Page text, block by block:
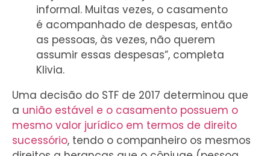
informal. Muitas vezes, o casamento
é acompanhado de despesas, então
as pessoas, às vezes, não querem
assumir essas despesas”, completa
Klivia.
Uma decisão do STF de 2017 determinou que
a união estável e o casamento possuem o
mesmo valor jurídico em termos de direito
sucessório, tendo o companheiro os mesmos